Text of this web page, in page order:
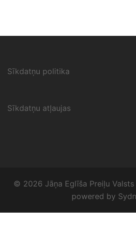
Sīkdatņu politika
Sīkdatņu atļaujas
© 2026 Jāņa Eglīša Preiļu
powered by